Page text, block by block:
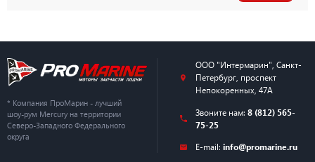
* Компания ПроМарин - лучший
шоу-рум Mercury на территории
Северо-Западного Федерального
округа
ООО "Интермарин" Санкт-
Петербург, проспект
Непокоренных, 47А
Звоните нам: 8 (812) 565-
75-25
E-mail: info@promarine.ru